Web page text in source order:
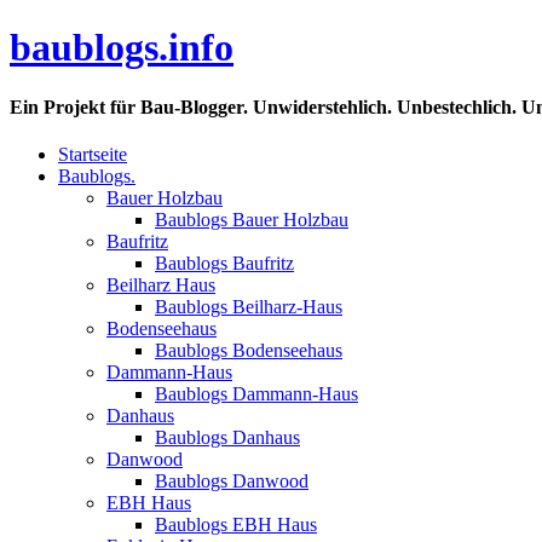
baublogs.info
Ein Projekt für Bau-Blogger. Unwiderstehlich. Unbestechlich.
Startseite
Baublogs.
Bauer Holzbau
Baublogs Bauer Holzbau
Baufritz
Baublogs Baufritz
Beilharz Haus
Baublogs Beilharz-Haus
Bodenseehaus
Baublogs Bodenseehaus
Dammann-Haus
Baublogs Dammann-Haus
Danhaus
Baublogs Danhaus
Danwood
Baublogs Danwood
EBH Haus
Baublogs EBH Haus